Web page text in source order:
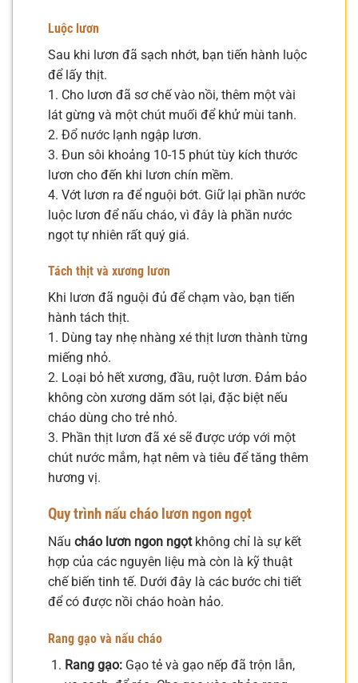
Luộc lươn
Sau khi lươn đã sạch nhớt, bạn tiến hành luộc
để lấy thịt.
1. Cho lươn đã sơ chế vào nồi, thêm một vài
lát gừng và một chút muối để khử mùi tanh.
2. Đổ nước lạnh ngập lươn.
3. Đun sôi khoảng 10-15 phút tùy kích thước
lươn cho đến khi lươn chín mềm.
4. Vớt lươn ra để nguội bớt. Giữ lại phần nước
luộc lươn để nấu cháo, vì đây là phần nước
ngọt tự nhiên rất quý giá.
Tách thịt và xương lươn
Khi lươn đã nguội đủ để chạm vào, bạn tiến
hành tách thịt.
1. Dùng tay nhẹ nhàng xé thịt lươn thành từng
miếng nhỏ.
2. Loại bỏ hết xương, đầu, ruột lươn. Đảm bảo
không còn xương dăm sót lại, đặc biệt nếu
cháo dùng cho trẻ nhỏ.
3. Phần thịt lươn đã xé sẽ được ướp với một
chút nước mắm, hạt nêm và tiêu để tăng thêm
hương vị.
Quy trình nấu cháo lươn ngon ngọt
Nấu cháo lươn ngon ngọtkhông chỉ là sự kết
hợp của các nguyên liệu mà còn là kỹ thuật
chế biến tinh tế. Dưới đây là các bước chi tiết
để có được nồi cháo hoàn hảo.
Rang gạo và nấu cháo
Rang gạo:Gạo tẻ và gạo nếp đã trộn lẫn,